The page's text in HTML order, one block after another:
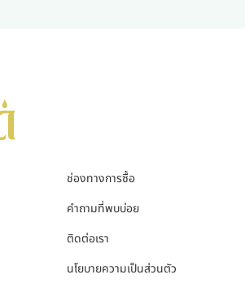
ช่องทางการซื้อ
คำถามที่พบบ่อย
ติดต่อเรา
นโยบายความเป็นส่วนตัว